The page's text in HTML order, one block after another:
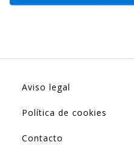
Aviso legal
Política de cookies
Contacto